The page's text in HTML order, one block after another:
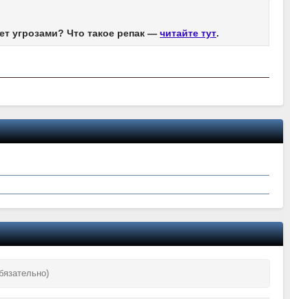
угрозами? Что такое репак — читайте тут.